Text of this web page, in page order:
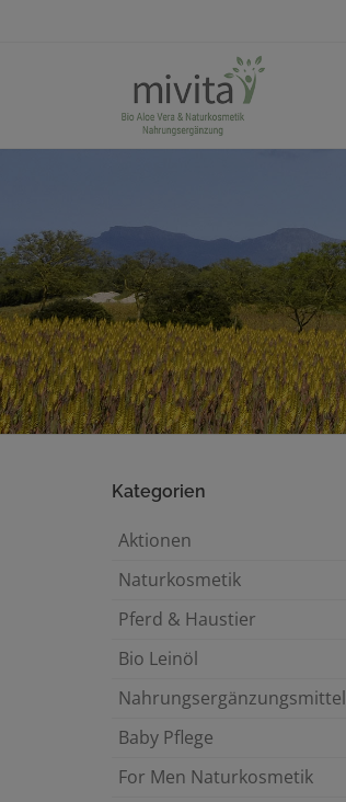
Kategorien
Aktionen
Naturkosmetik
Pferd & Haustier
Bio Leinöl
Nahrungsergänzungsmittel
Baby Pflege
For Men Naturkosmetik